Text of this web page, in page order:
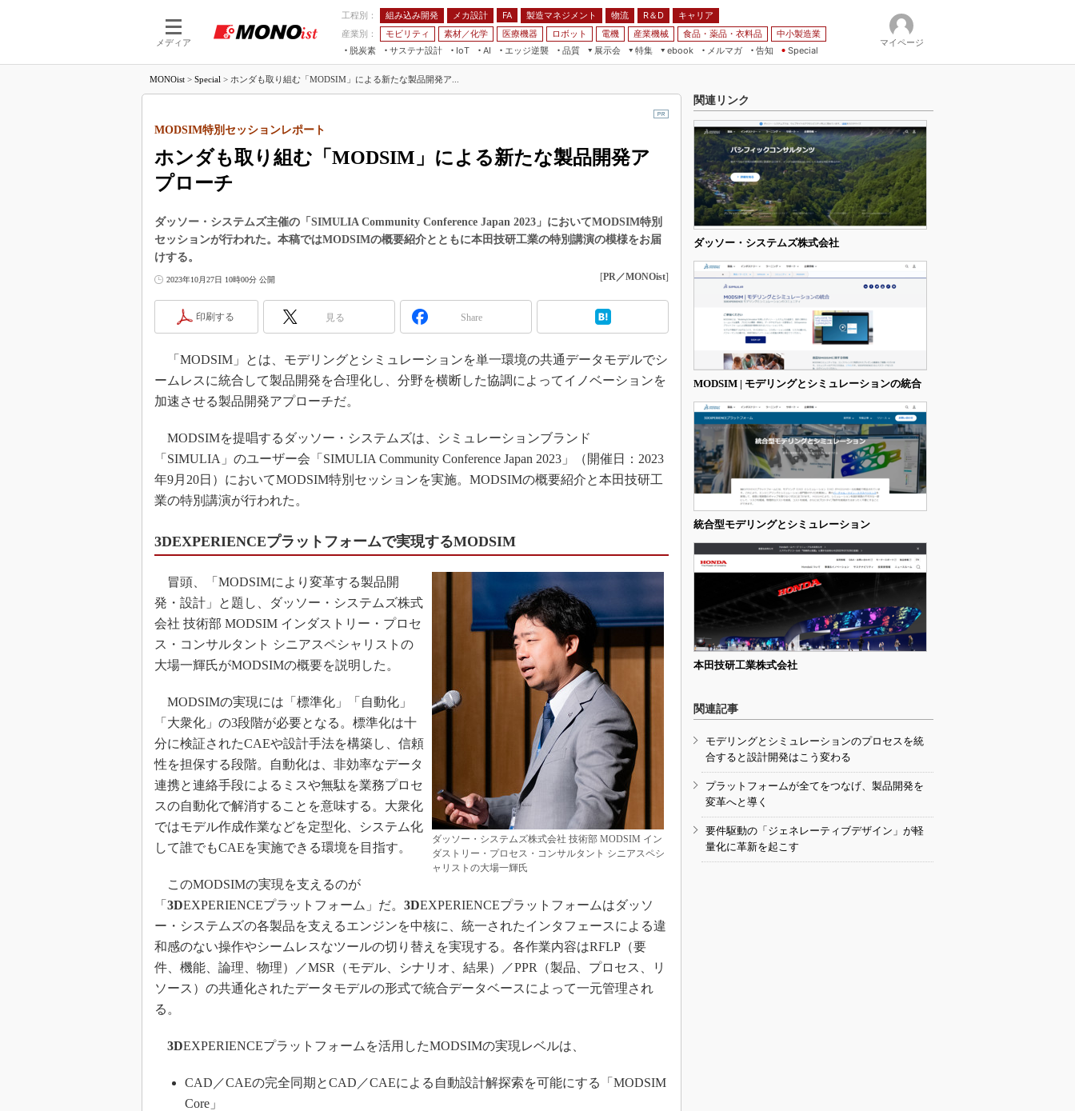
メディア
工程別： 組み込み開発 メカ設計 FA 製造マネジメント 物流 R＆D
キャリア
産業別：
モビリティ 素材／化学 医療機器 ロボット 電機 産業機械 食品・薬品・衣料品
中小製造業
脱炭素
サステナ設計
IoT
つながる工場
AI
AI×設備保全
エッジ逆襲 品質
展示会
JIMTOF
IIFES
TECHNO-FRONTIER
EdgeTech+
産業オープンネット展
特集
つながるクルマ
フィールドサービス
組み込み画像技術
組み込みモデリング
ISO26262
3Dプリンタ
デジタルツインとCAE
インダストリー4.0
イノベーション
製造業ビッグデータ
植物工場
グローバル設計・開発
制御セキュリティ
新型コロナへの対応
ebook
メカ設計
モビリティ
メルマガ
告知 Special
マイページ
MONOist > Special > ホンダも取り組む「MODSIM」による新たな製品開発ア...
ホンダも取り組む「MODSIM」による新たな製品開発ア
プローチ
MODSIM特別セッションレポート
ダッソー・システムズ主催の「SIMULIA Community Conference Japan 2023」においてMODSIM特別
セッションが行われた。本稿ではMODSIMの概要紹介とともに本田技研工業の特別講演の模様をお届
けする。
2023年10月27日 10時00分 公開 [PR／MONOist]
印刷する 見る Share
「MODSIM」とは、モデリングとシミュレーションを単一環境の共通データモデルでシ
ームレスに統合して製品開発を合理化し、分野を横断した協調によってイノベーションを
加速させる製品開発アプローチだ。
MODSIMを提唱するダッソー・システムズは、シミュレーションブランド
「SIMULIA」のユーザー会「SIMULIA Community Conference Japan 2023」（開催日：2023
年9月20日）においてMODSIM特別セッションを実施。MODSIMの概要紹介と本田技研工
業の特別講演が行われた。
3DEXPERIENCEプラットフォームで実現するMODSIM
ダッソー・システムズ株式会社 技術部 MODSIM イン
ダストリー・プロセス・コンサルタント シニアスペシ
ャリストの大場一輝氏
冒頭、「MODSIMにより変革する製品開
発・設計」と題し、ダッソー・システムズ株式
会社 技術部 MODSIM インダストリー・プロセ
ス・コンサルタント シニアスペシャリストの
大場一輝氏がMODSIMの概要を説明した。
MODSIMの実現には「標準化」「自動化」
「大衆化」の3段階が必要となる。標準化は十
分に検証されたCAEや設計手法を構築し、信頼
性を担保する段階。自動化は、非効率なデータ
連携と連絡手段によるミスや無駄を業務プロセ
スの自動化で解消することを意味する。大衆化
ではモデル作成作業などを定型化、システム化
して誰でもCAEを実施できる環境を目指す。
このMODSIMの実現を支えるのが
「 3DEXPERIENCEプラットフォーム」だ。 3DEXPERIENCEプラットフォームはダッソ
ー・システムズの各製品を支えるエンジンを中核に、統一されたインタフェースによる違
和感のない操作やシームレスなツールの切り替えを実現する。各作業内容はRFLP（要
件、機能、論理、物理）／MSR（モデル、シナリオ、結果）／PPR（製品、プロセス、リ
ソース）の共通化されたデータモデルの形式で統合データベースによって一元管理され
る。
3DEXPERIENCEプラットフォームを活用したMODSIMの実現レベルは、
CAD／CAEの完全同期とCAD／CAEによる自動設計解探索を可能にする「MODSIM
Core」
関連リンク
ダッソー・システムズ株式会社
MODSIM | モデリングとシミュレーションの統合
統合型モデリングとシミュレーション
本田技研工業株式会社
関連記事
モデリングとシミュレーションのプロセスを統
合すると設計開発はこう変わる
プラットフォームが全てをつなげ、製品開発を
変革へと導く
要件駆動の「ジェネレーティブデザイン」が軽
量化に革新を起こす